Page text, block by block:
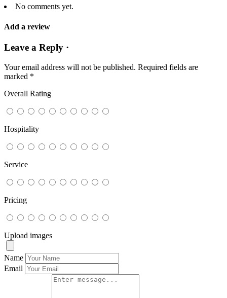
No comments yet.
Add a review
Leave a Reply ·
Your email address will not be published. Required fields are
marked *
Overall Rating
Hospitality
Service
Pricing
Upload images
Name
Email